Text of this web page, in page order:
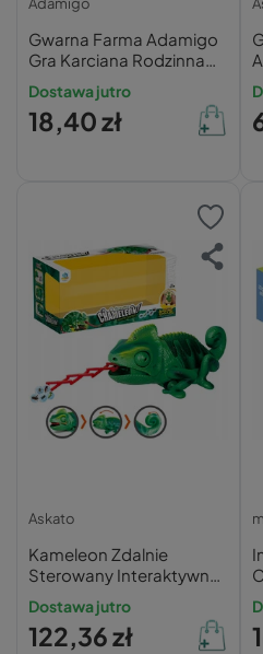
Gwarna Farma Adamigo
Gra Karciana Rodzinna
dla Dzieci 3+
Dostawa jutro
18,40 zł
Askato
Kameleon Zdalnie
Sterowany Interaktywny
z Efektem Zmiany
Kolorów
Dostawa jutro
122,36 zł